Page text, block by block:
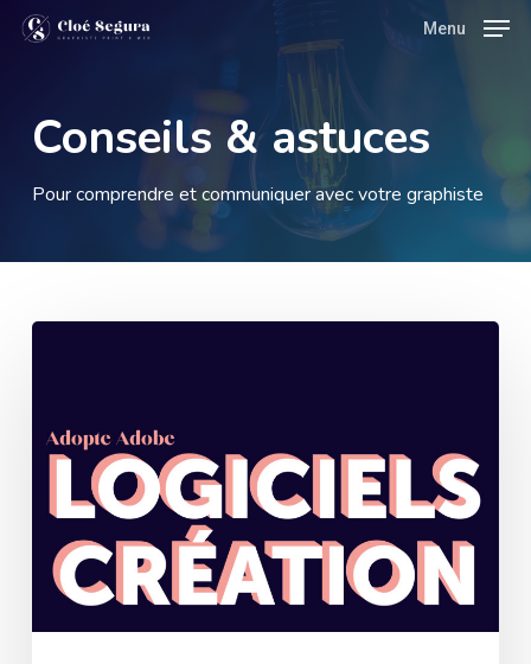
Skip
content
Menu
Conseils & astuces
Pour comprendre et communiquer avec votre graphiste
création
Menu